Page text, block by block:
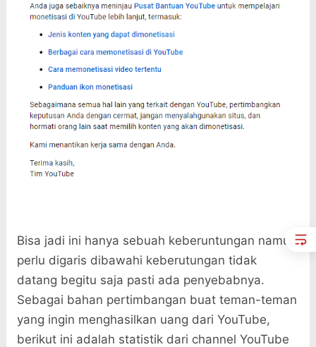
Bisa jadi ini hanya sebuah keberuntungan namun
perlu digaris dibawahi keberutungan tidak
datang begitu saja pasti ada penyebabnya.
Sebagai bahan pertimbangan buat teman-teman
yang ingin menghasilkan uang dari YouTube,
berikut ini adalah statistik dari channel YouTube